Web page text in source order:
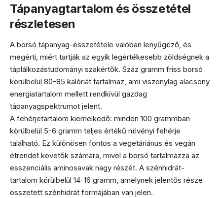
Tápanyagtartalom és összetétel
részletesen
A borsó tápanyag-összetétele valóban lenyűgöző, és
megérti, miért tartják az egyik legértékesebb zöldségnek a
táplálkozástudományi szakértők. Száz gramm friss borsó
körülbelül 80-85 kalóriát tartalmaz, ami viszonylag alacsony
energiatartalom mellett rendkívül gazdag
tápanyagspektrumot jelent.
A fehérjetartalom kiemelkedő: minden 100 grammban
körülbelül 5-6 gramm teljes értékű növényi fehérje
található. Ez különösen fontos a vegetáriánus és vegán
étrendet követők számára, mivel a borsó tartalmazza az
esszenciális aminosavak nagy részét. A szénhidrát-
tartalom körülbelül 14-16 gramm, amelynek jelentős része
összetett szénhidrát formájában van jelen.